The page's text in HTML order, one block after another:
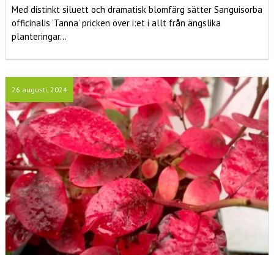
Med distinkt siluett och dramatisk blomfärg sätter Sanguisorba
officinalis ’Tanna’ pricken över i:et i allt från ängslika
planteringar...
26 augusti, 2024